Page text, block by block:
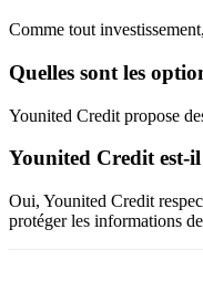
Comme tout
Quelles sont les
Younited Credit propose
Younited Credit est-il
Oui, Younited Credit
protéger les informations